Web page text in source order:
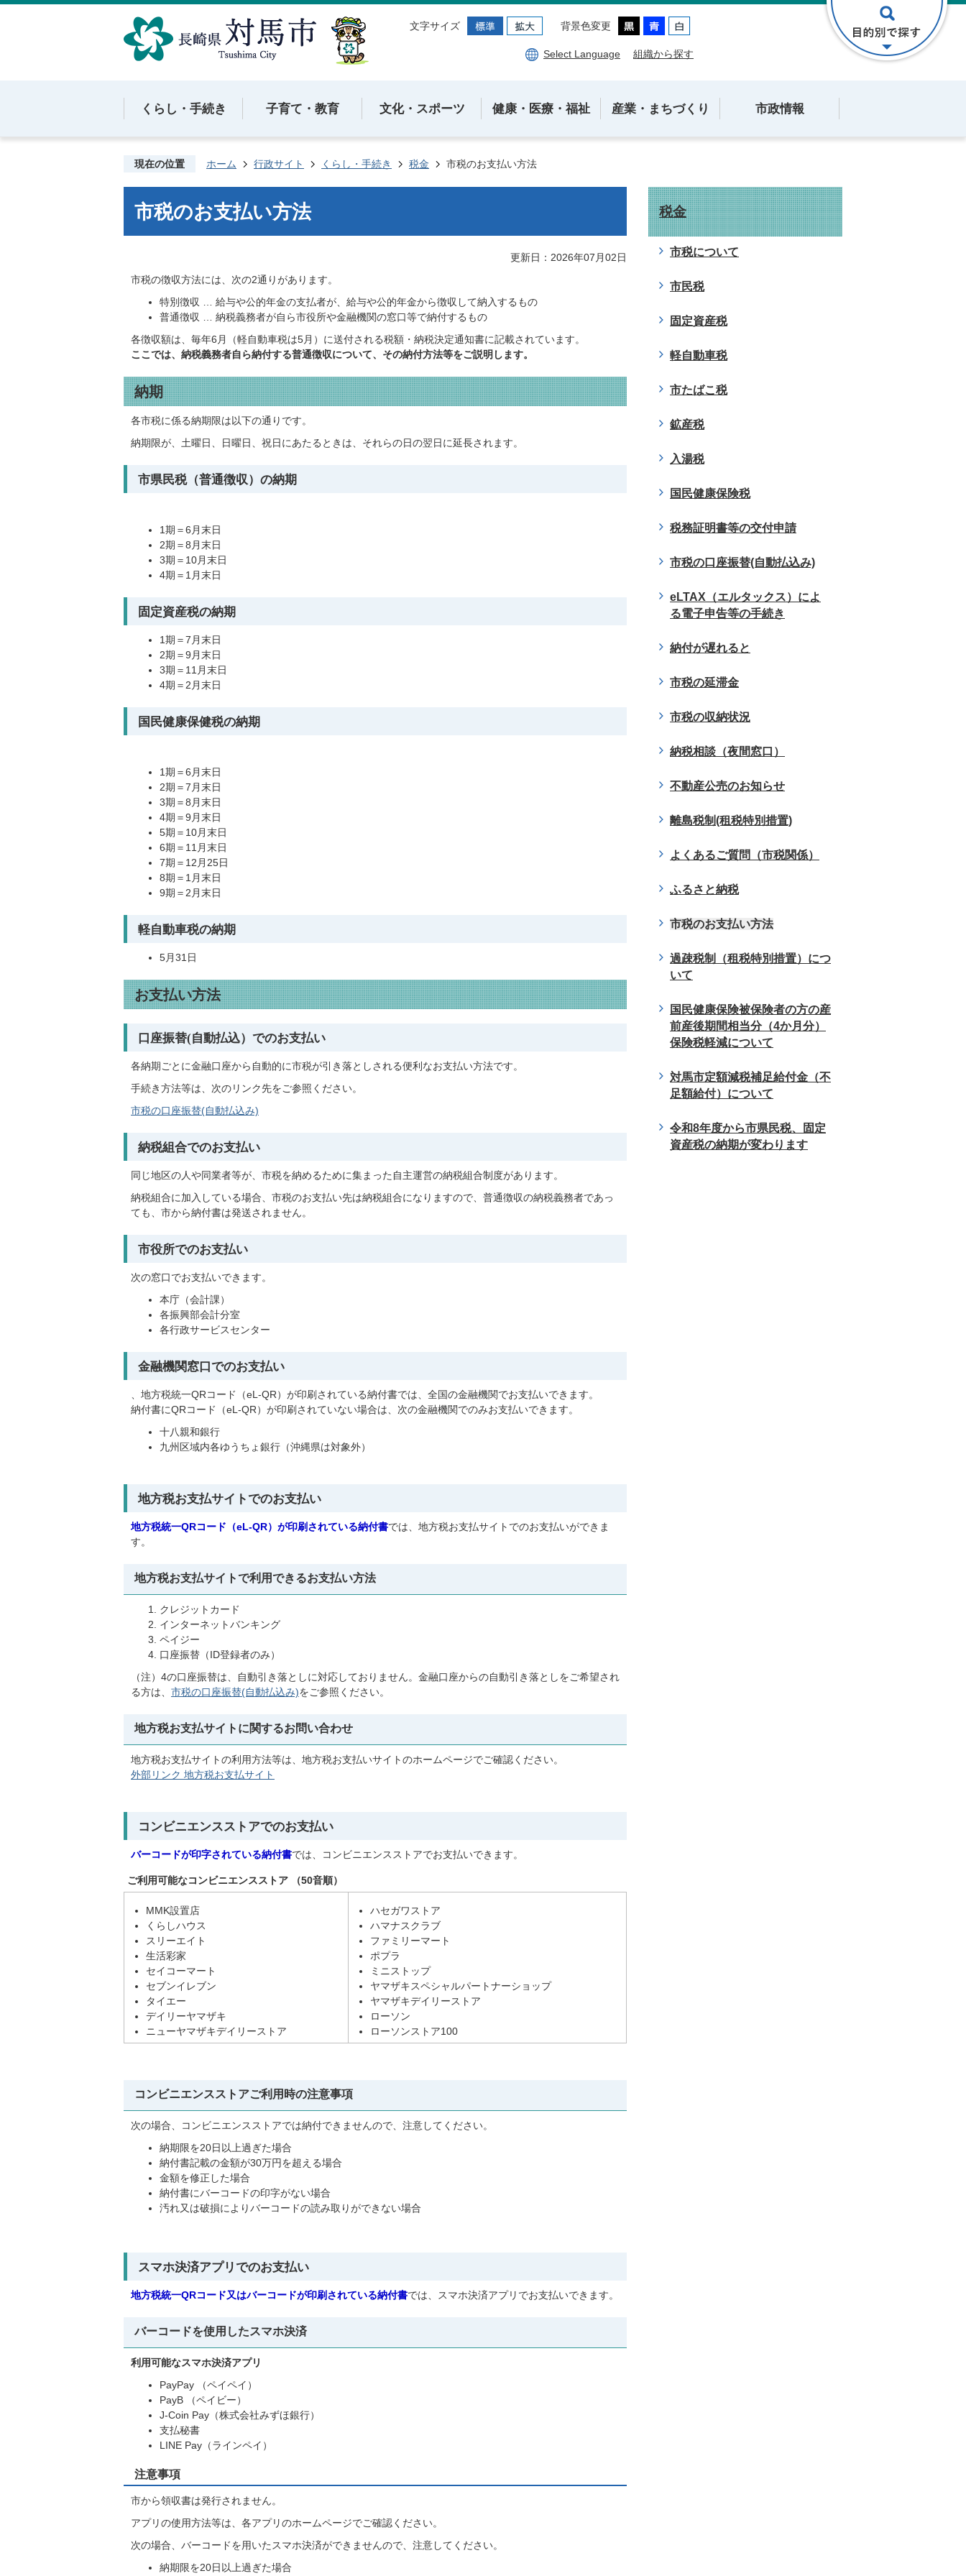
文字サイズ 背景色変更
Select Language 組織から探す
くらし・手続き 子育て・教育 文化・スポーツ 健康・医療・福祉 産業・まちづくり 市政情報
現在の位置 ホーム 行政サイト くらし・手続き 税金 市税のお支払い方法
市税のお支払い方法
更新日：2026年07月02日
市税の徴収方法には、次の2通りがあります。
特別徴収 … 給与や公的年金の支払者が、給与や公的年金から徴収して納入するもの
普通徴収 … 納税義務者が自ら市役所や金融機関の窓口等で納付するもの
各徴収額は、毎年6月（軽自動車税は5月）に送付される税額・納税決定通知書に記載されています。
ここでは、納税義務者自ら納付する普通徴収について、その納付方法等をご説明します。
納期
各市税に係る納期限は以下の通りです。
納期限が、土曜日、日曜日、祝日にあたるときは、それらの日の翌日に延長されます。
市県民税（普通徴収）の納期
1期＝6月末日
2期＝8月末日
3期＝10月末日
4期＝1月末日
固定資産税の納期
1期＝7月末日
2期＝9月末日
3期＝11月末日
4期＝2月末日
国民健康保健税の納期
1期＝6月末日
2期＝7月末日
3期＝8月末日
4期＝9月末日
5期＝10月末日
6期＝11月末日
7期＝12月25日
8期＝1月末日
9期＝2月末日
軽自動車税の納期
5月31日
お支払い方法
口座振替(自動払込）でのお支払い
各納期ごとに金融口座から自動的に市税が引き落としされる便利なお支払い方法です。
手続き方法等は、次のリンク先をご参照ください。
市税の口座振替(自動払込み)
納税組合でのお支払い
同じ地区の人や同業者等が、市税を納めるために集まった自主運営の納税組合制度があります。
納税組合に加入している場合、市税のお支払い先は納税組合になりますので、普通徴収の納税義務者であっ
ても、市から納付書は発送されません。
市役所でのお支払い
次の窓口でお支払いできます。
本庁（会計課）
各振興部会計分室
各行政サービスセンター
金融機関窓口でのお支払い
、地方税統一QRコード（eL-QR）が印刷されている納付書では、全国の金融機関でお支払いできます。
納付書にQRコード（eL-QR）が印刷されていない場合は、次の金融機関でのみお支払いできます。
十八親和銀行
九州区域内各ゆうちょ銀行（沖縄県は対象外）
地方税お支払サイトでのお支払い
地方税統一QRコード（eL-QR）が印刷されている納付書では、地方税お支払サイトでのお支払いができま
す。
地方税お支払サイトで利用できるお支払い方法
クレジットカード
インターネットバンキング
ペイジー
口座振替（ID登録者のみ）
（注）4の口座振替は、自動引き落としに対応しておりません。金融口座からの自動引き落としをご希望され
る方は、 市税の口座振替(自動払込み)をご参照ください。
地方税お支払サイトに関するお問い合わせ
地方税お支払サイトの利用方法等は、地方税お支払いサイトのホームページでご確認ください。
外部リンク 地方税お支払サイト
コンビニエンスストアでのお支払い
バーコードが印字されている納付書では、コンビニエンスストアでお支払いできます。
ご利用可能なコンビニエンスストア （50音順）
MMK設置店
くらしハウス
スリーエイト
生活彩家
セイコーマート
セブンイレブン
タイエー
デイリーヤマザキ
ニューヤマザキデイリーストア
ハセガワストア
ハマナスクラブ
ファミリーマート
ポプラ
ミニストップ
ヤマザキスペシャルパートナーショップ
ヤマザキデイリーストア
ローソン
ローソンストア100
コンビニエンスストアご利用時の注意事項
次の場合、コンビニエンスストアでは納付できませんので、注意してください。
納期限を20日以上過ぎた場合
納付書記載の金額が30万円を超える場合
金額を修正した場合
納付書にバーコードの印字がない場合
汚れ又は破損によりバーコードの読み取りができない場合
スマホ決済アプリでのお支払い
地方税統一QRコード又はバーコードが印刷されている納付書では、スマホ決済アプリでお支払いできます。
バーコードを使用したスマホ決済
利用可能なスマホ決済アプリ
PayPay （ペイペイ）
PayB （ペイビー）
J-Coin Pay（株式会社みずほ銀行）
支払秘書
LINE Pay（ラインペイ）
注意事項
市から領収書は発行されません。
アプリの使用方法等は、各アプリのホームページでご確認ください。
次の場合、バーコードを用いたスマホ決済ができませんので、注意してください。
納期限を20日以上過ぎた場合
税金
市税について
市民税
固定資産税
軽自動車税
市たばこ税
鉱産税
入湯税
国民健康保険税
税務証明書等の交付申請
市税の口座振替(自動払込み)
eLTAX（エルタックス）によ
る電子申告等の手続き
納付が遅れると
市税の延滞金
市税の収納状況
納税相談（夜間窓口）
不動産公売のお知らせ
離島税制(租税特別措置)
よくあるご質問（市税関係）
ふるさと納税
市税のお支払い方法
過疎税制（租税特別措置）につ
いて
国民健康保険被保険者の方の産
前産後期間相当分（4か月分）
保険税軽減について
対馬市定額減税補足給付金（不
足額給付）について
令和8年度から市県民税、固定
資産税の納期が変わります